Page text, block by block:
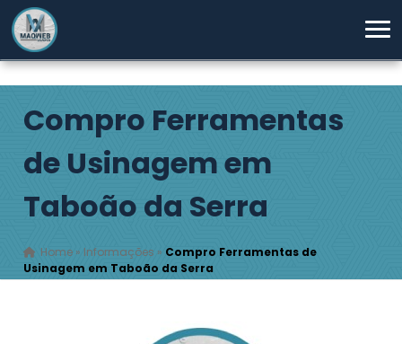
Compro Ferramentas
de Usinagem em
Taboão da Serra
Home » Informações » Compro Ferramentas de
Usinagem em Taboão da Serra